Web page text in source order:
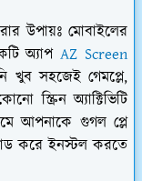
উপায়ঃ মোবাইলের
অ্যাপAZ Screen
খুব সহজেই গেমপ্লে,
স্ক্রিন অ্যাক্টিভিটি
আপনাকে গুগল প্লে
করে ইনস্টল করতে